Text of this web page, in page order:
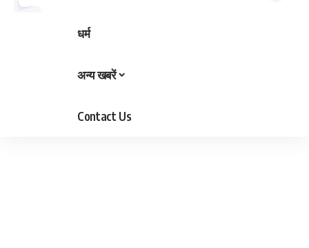
धर्म
अन्य खबरें
Contact Us